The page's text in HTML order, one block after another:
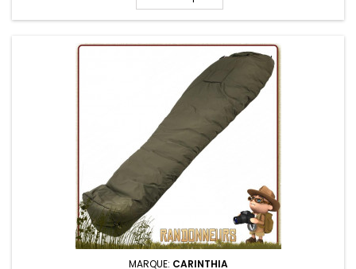
thermocollées. Un réel abri...
MARQUE: CARINTHIA